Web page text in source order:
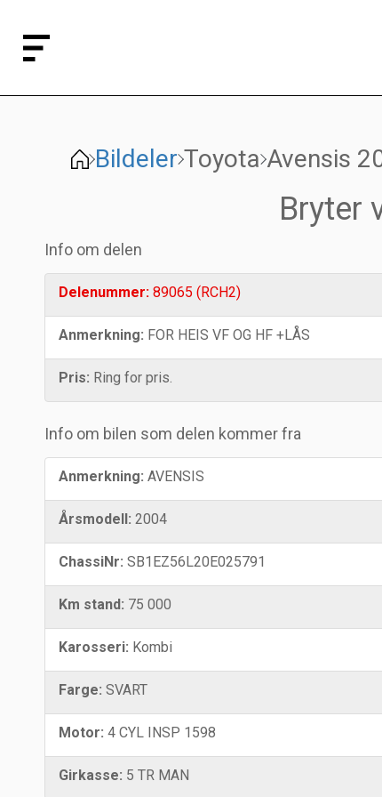
Bildeler Toyota Avensis
Bryter
Info om delen
Delenummer: 89065 (RCH2)
Anmerkning: FOR HEIS VF OG HF +LÅS
Pris: Ring for pris.
Info om bilen som delen kommer fra
Anmerkning: AVENSIS
Årsmodell: 2004
ChassiNr: SB1EZ56L20E025791
Km stand: 75 000
Karosseri: Kombi
Farge: SVART
Motor: 4 CYL INSP 1598
Girkasse: 5 TR MAN